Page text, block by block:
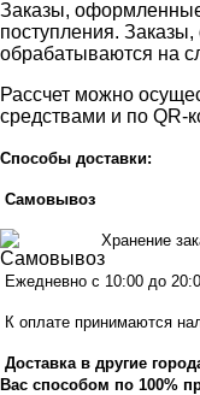
Заказы,
поступления.
обрабатываются на
Рассчет можно
средствами и по QR-
Способы доставки:
Самовывоз
Хранение
Ежедневно с 10:00 до
К оплате принимаются
Доставка в другие
Вас способом по 100%